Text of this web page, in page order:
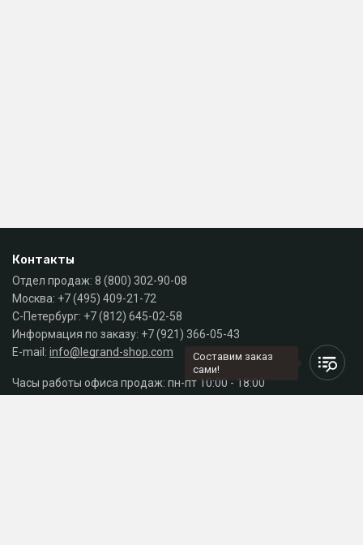
Контакты
Отдел продаж: 8 (800) 302-90-08
Москва: +7 (495) 409-21-72
С-Петербург: +7 (812) 645-02-58
Информация по заказу: +7 (921) 366-05-43
E-mail: info@legrand-shop.com
Часы работы офиса продаж: пн-пт 10:00 - 18:00
Составим заказ
сами!